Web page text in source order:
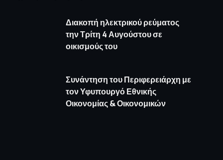
Διακοπή ηλεκτρικού ρεύματος
την Τρίτη 4 Αυγούστου σε
οικισμούς του
Συνάντηση του Περιφερειάρχη με
τον Υφυπουργό Εθνικής
Οικονομίας & Οικονομικών